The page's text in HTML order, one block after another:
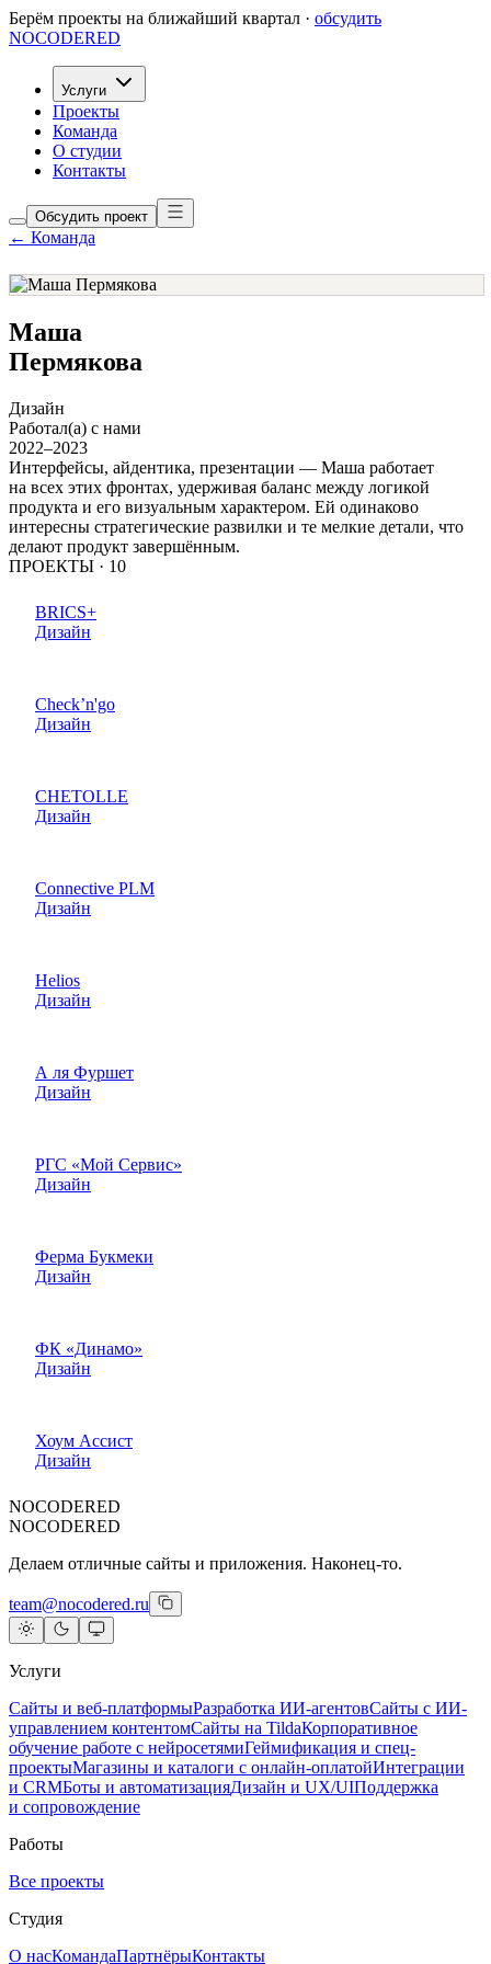
Берём проекты на ближайший квартал · обсудить
NOCODERED
Услуги
Проекты
Команда
О студии
Контакты
Обсудить проект
← Команда
Маша
Пермякова
Дизайн
Работал(а) с нами
2022–2023
Интерфейсы, айдентика, презентации — Маша работает
на всех этих фронтах, удерживая баланс между логикой
продукта и его визуальным характером. Ей одинаково
интересны стратегические развилки и те мелкие детали, что
делают продукт завершённым.
ПРОЕКТЫ · 10
BRICS+
Дизайн
Check’n'go
Дизайн
CHETOLLE
Дизайн
Connective PLM
Дизайн
Helios
Дизайн
А ля Фуршет
Дизайн
РГС «Мой Сервис»
Дизайн
Ферма Букмеки
Дизайн
ФК «Динамо»
Дизайн
Хоум Ассист
Дизайн
NOCODERED
NOCODERED
Делаем отличные сайты и приложения. Наконец-то.
team@nocodered.ru
Услуги
Сайты и веб-платформыРазработка ИИ-агентовСайты с ИИ-
управлением контентомСайты на TildaКорпоративное
обучение работе с нейросетямиГеймификация и спец-
проектыМагазины и каталоги с онлайн-оплатойИнтеграции
и CRMБоты и автоматизацияДизайн и UX/UIПоддержка
и сопровождение
Работы
Все проекты
Студия
О насКомандаПартнёрыКонтакты